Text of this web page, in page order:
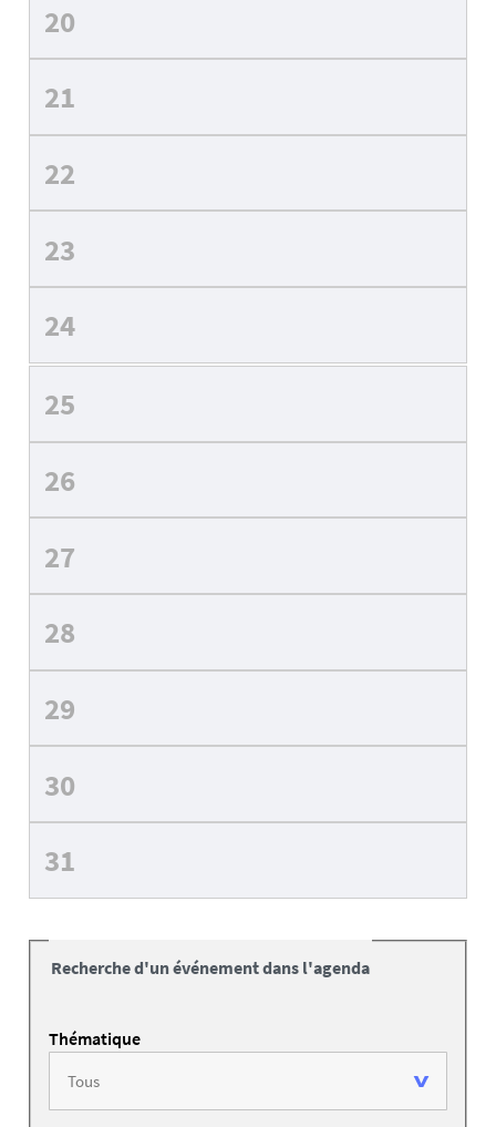
20
21
22
23
24
25
26
27
28
29
30
31
Recherche d'un événement dans l'agenda
Thématique